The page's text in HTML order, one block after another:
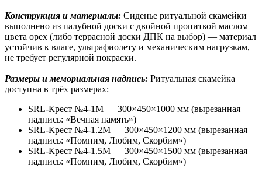
Конструкция и материалы: Сиденье ритуальной скамейки
выполнено из палубной доски с двойной пропиткой маслом
цвета орех (либо террасной доски ДПК на выбор) — материал
устойчив к влаге, ультрафиолету и механическим нагрузкам,
не требует регулярной покраски.
Размеры и мемориальная надпись: Ритуальная скамейка
доступна в трёх размерах:
SRL-Крест №4-1М — 300×450×1000 мм (вырезанная
надпись: «Вечная память»)
SRL-Крест №4-1.2М — 300×450×1200 мм (вырезанная
надпись: «Помним, Любим, Скорбим»)
SRL-Крест №4-1.5М — 300×450×1500 мм (вырезанная
надпись: «Помним, Любим, Скорбим»)